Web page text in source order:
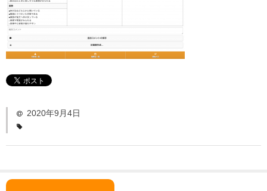
操作方法
「い〜とみるワーク」
よくある質問
ダウンロード
お問い合わせ
2020年9月4日